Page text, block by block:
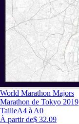
World Marathon Majors
Marathon de Tokyo 2019
TailleA4 à A0
À partir de$ 32.09